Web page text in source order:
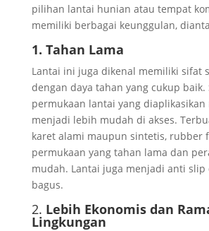
pilihan lantai hunian atau tempat
memiliki berbagai keunggulan,
1. Tahan Lama
Lantai ini juga dikenal memiliki sifat
dengan daya tahan yang cukup baik.
permukaan lantai yang
menjadi lebih mudah di akses.
karet alami maupun sintetis, rubber
permukaan yang tahan lama dan
mudah. Lantai juga menjadi anti slip
bagus.
2. Lebih Ekonomis dan
Lingkungan